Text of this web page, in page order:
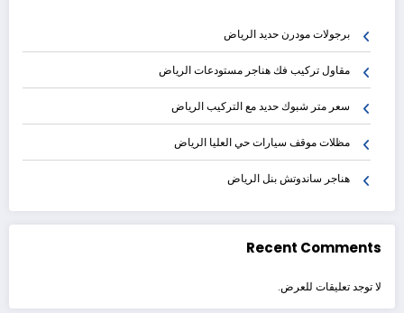
برجولات مودرن حديد الرياض
مقاول تركيب فك هناجر مستودعات الرياض
سعر متر شبوك حديد مع التركيب الرياض
مظلات موقف سيارات حي العليا الرياض
هناجر ساندوتش بنل الرياض
Recent Comments
لا توجد تعليقات للعرض.